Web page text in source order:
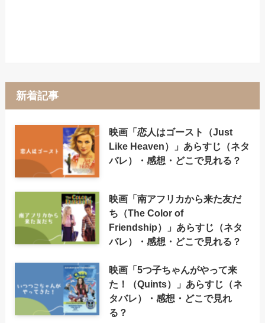
新着記事
映画「恋人はゴースト（Just
Like Heaven）」あらすじ（ネタ
バレ）・感想・どこで見れる？
映画「南アフリカから来た友だ
ち（The Color of
Friendship）」あらすじ（ネタ
バレ）・感想・どこで見れる？
映画「5つ子ちゃんがやって来
た！（Quints）」あらすじ（ネ
タバレ）・感想・どこで見れ
る？